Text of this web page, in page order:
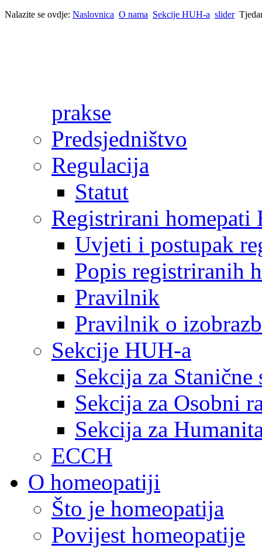
Nalazite se ovdje: Naslovnica O nama Sekcije HUH-a slider
prakse
Predsjedništvo
Regulacija
Statut
Registrirani homepati
Uvjeti i postupak
Popis registriranih
Pravilnik
Pravilnik o
Sekcije HUH-a
Sekcija za Stanične
Sekcija za Osobni
Sekcija za
ECCH
O homeopatiji
Što je homeopatija
Povijest homeopatije